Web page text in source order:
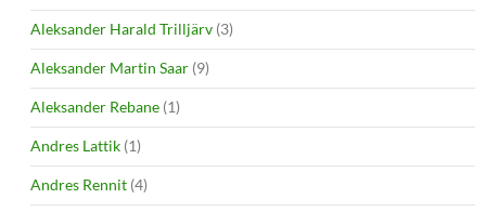
Aleksander Harald Trilljärv (3)
Aleksander Martin Saar (9)
Aleksander Rebane (1)
Andres Lattik (1)
Andres Rennit (4)